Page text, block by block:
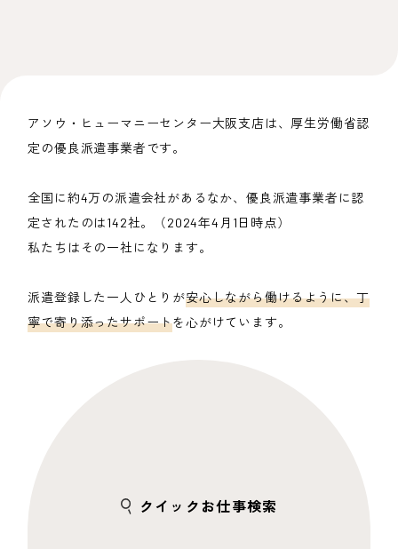
アソウ・ヒューマニーセンター大阪支店は、厚生労働省認
定の優良派遣事業者です。
全国に約4万の派遣会社があるなか、優良派遣事業者に認
定されたのは142社。（2024年4月1日時点）
私たちはその一社になります。
派遣登録した一人ひとりが安心しながら働けるように、丁
寧で寄り添ったサポートを心がけています。
クイックお仕事検索